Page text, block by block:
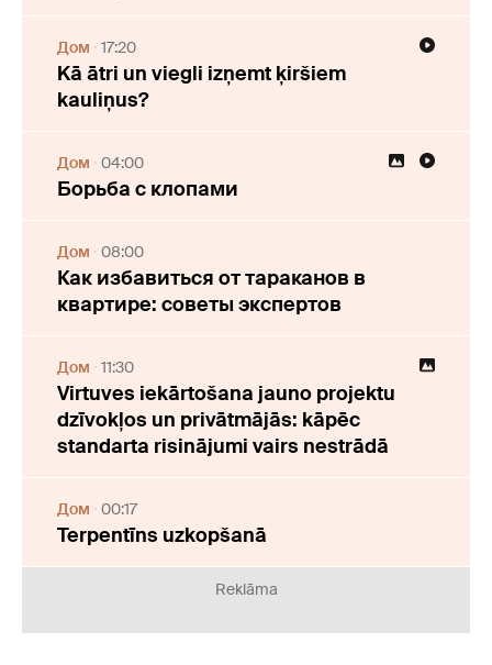
Дом 17:20
Kā ātri un viegli izņemt ķiršiem
kauliņus?
Дом 04:00
Борьба с клопами
Дом 08:00
Как избавиться от тараканов в
квартире: советы экспертов
Дом 11:30
Virtuves iekārtošana jauno projektu
dzīvokļos un privātmājās: kāpēc
standarta risinājumi vairs nestrādā
Дом 00:17
Terpentīns uzkopšanā
Reklāma